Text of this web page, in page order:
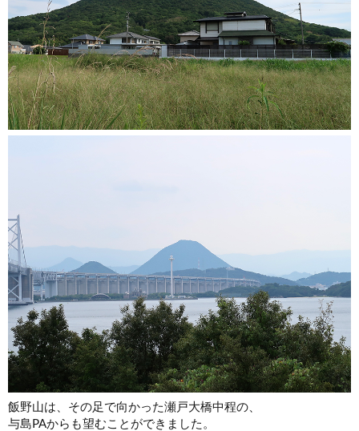
飯野山は、その足で向かった瀬戸大橋中程の、
与島PAからも望むことができました。